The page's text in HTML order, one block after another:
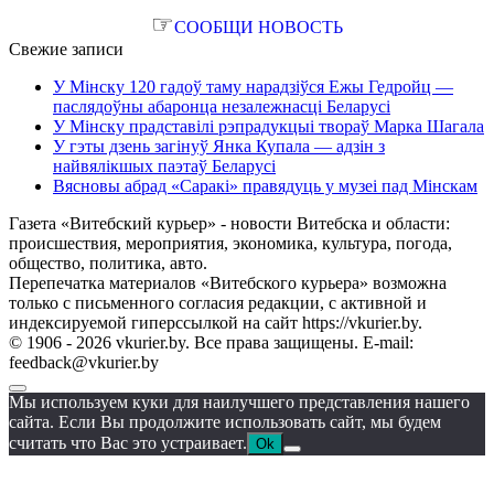
☞СООБЩИ НОВОСТЬ
Свежие записи
У Мінску 120 гадоў таму нарадзіўся Ежы Гедройц —
паслядоўны абаронца незалежнасці Беларусі
У Мінску прадставілі рэпрадукцыі твораў Марка Шагала
У гэты дзень загінуў Янка Купала — адзін з
найвялікшых паэтаў Беларусі
Вясновы абрад «Саракі» правядуць у музеі пад Мінскам
Газета «Витебский курьер» - новости Витебска и области:
происшествия, мероприятия, экономика, культура, погода,
общество, политика, авто.
Перепечатка материалов «Витебского курьера» возможна
только с письменного согласия редакции, с активной и
индексируемой гиперссылкой на сайт https://vkurier.by.
© 1906 - 2026 vkurier.by. Все права защищены. E-mail:
feedback@vkurier.by
Мы используем куки для наилучшего представления нашего
сайта. Если Вы продолжите использовать сайт, мы будем
считать что Вас это устраивает. Ok